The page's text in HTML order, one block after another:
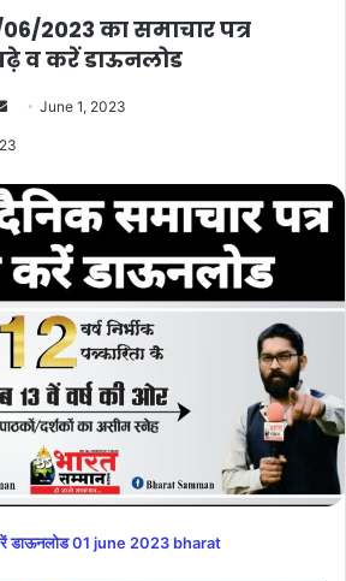
2023 का समाचार पत्र
व करें डाऊनलोड
Send June 1, 2023
डाऊनलोड 01 june 2023 bharat